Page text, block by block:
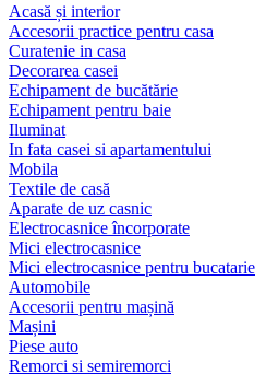
Acasă și interior
Accesorii practice pentru casa
Curatenie in casa
Decorarea casei
Echipament de bucătărie
Echipament pentru baie
Iluminat
In fata casei si apartamentului
Mobila
Textile de casă
Aparate de uz casnic
Electrocasnice încorporate
Mici electrocasnice
Mici electrocasnice pentru bucatarie
Automobile
Accesorii pentru mașină
Mașini
Piese auto
Remorci si semiremorci